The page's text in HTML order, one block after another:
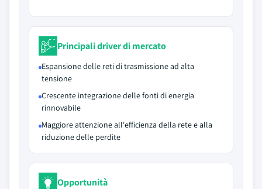
Principali driver di mercato
Espansione delle reti di trasmissione ad alta
tensione
Crescente integrazione delle fonti di energia
rinnovabile
Maggiore attenzione all'efficienza della rete e alla
riduzione delle perdite
Opportunità